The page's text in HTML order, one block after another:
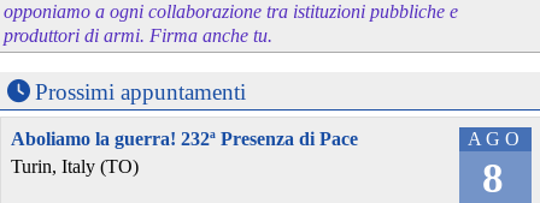
opponiamo a ogni collaborazione tra istituzioni pubbliche e
produttori di armi. Firma anche tu.
Prossimi appuntamenti
AGO
8
Aboliamo la guerra! 232ª Presenza di Pace
Turin, Italy (TO)